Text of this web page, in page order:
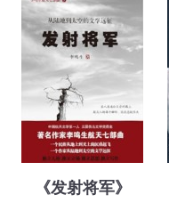
《发射将军》